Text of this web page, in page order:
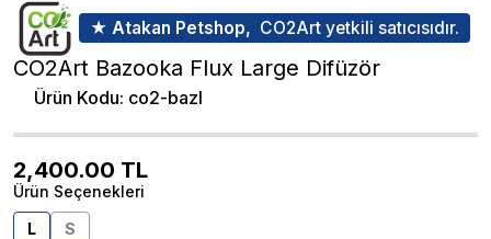
★ Atakan Petshop, CO2Art yetkili satıcısıdır.
CO2Art Bazooka Flux Large Difüzör
Ürün Kodu: co2-bazl
2,400.00 TL
Ürün Seçenekleri
L
S